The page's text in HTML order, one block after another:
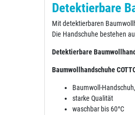
Detektierbare
Mit detektierbaren
Die Handschuhe bestehen
Detektierbare
Baumwollhandschuhe
Baumwoll-
starke Qualität
waschbar bis 60°C